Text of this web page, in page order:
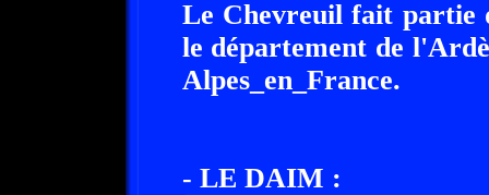
Le Chevreuil fait partie
le département de
Alpes_en_France.
- LE DAIM :